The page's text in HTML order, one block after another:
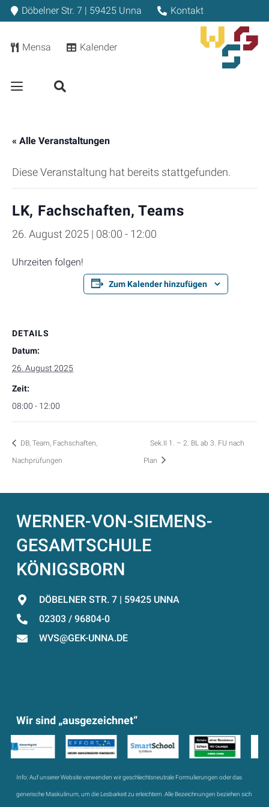
Döbelner Str. 7 | 59425 Unna Kontakt
Mensa Kalender
« Alle Veranstaltungen
Diese Veranstaltung hat bereits stattgefunden.
LK, Fachschaften, Teams
26. August 2025 | 08:00 - 12:00
Uhrzeiten folgen!
Zum Kalender hinzufügen
DETAILS
Datum:
26. August 2025
Zeit:
08:00 - 12:00
DB, Team, Fachschaften,
Nachprüfungen
Sek.II 1. – 2. BL ab 3. FU nach
Plan
WERNER-VON-SIEMENS-
GESAMTSCHULE
KÖNIGSBORN
DÖBELNER STR. 7 | 59425 UNNA
02303 / 96804-0
WVS@GEK-UNNA.DE
Wir sind „ausgezeichnet“
Info:Auf unserer Website verwenden wir geschlechtsneutrale Formulierungen oder das
generische Maskulinum, um die Lesbarkeit zu erleichtern. Alle Bezeichnungen beziehen sich